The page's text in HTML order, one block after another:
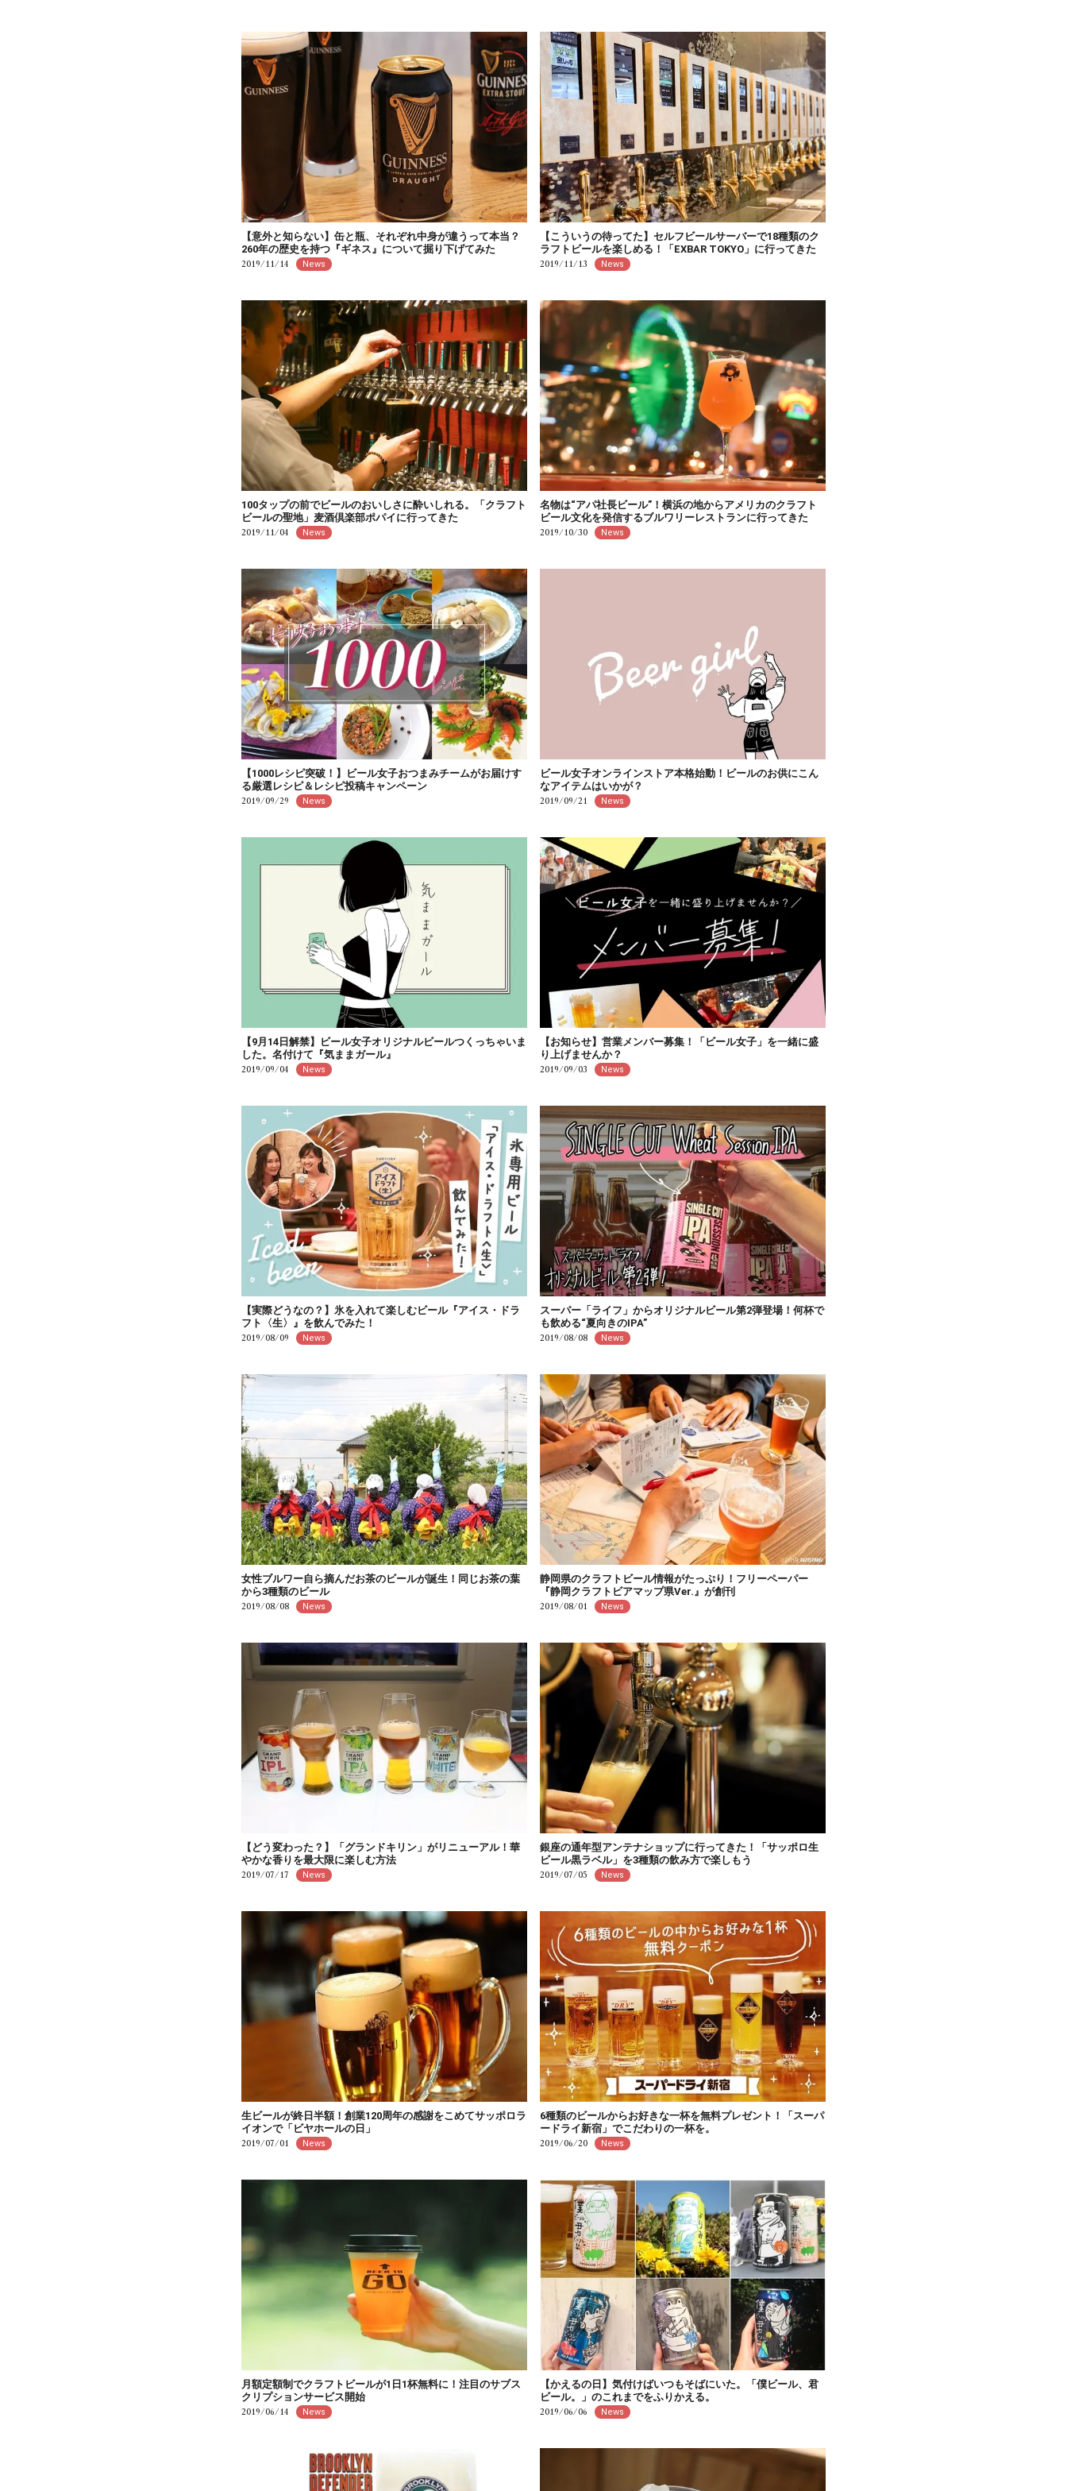
【意外と知らない】缶と瓶、それぞれ中身が違うって本当？
260年の歴史を持つ『ギネス』について掘り下げてみた
2019/11/14 News
【こういうの待ってた】セルフビールサーバーで18種類のク
ラフトビールを楽しめる！「EXBAR TOKYO」に行ってきた
2019/11/13 News
100タップの前でビールのおいしさに酔いしれる。「クラフト
ビールの聖地」麦酒倶楽部ポパイに行ってきた
2019/11/04 News
名物は“アパ社長ビール”！横浜の地からアメリカのクラフト
ビール文化を発信するブルワリーレストランに行ってきた
2019/10/30 News
【1000レシピ突破！】ビール女子おつまみチームがお届けす
る厳選レシピ＆レシピ投稿キャンペーン
2019/09/29 News
ビール女子オンラインストア本格始動！ビールのお供にこん
なアイテムはいかが？
2019/09/21 News
【9月14日解禁】ビール女子オリジナルビールつくっちゃいま
した。名付けて『気ままガール』
2019/09/04 News
【お知らせ】営業メンバー募集！「ビール女子」を一緒に盛
り上げませんか？
2019/09/03 News
【実際どうなの？】氷を入れて楽しむビール『アイス・ドラ
フト〈生〉』を飲んでみた！
2019/08/09 News
スーパー「ライフ」からオリジナルビール第2弾登場！何杯で
も飲める“夏向きのIPA”
2019/08/08 News
女性ブルワー自ら摘んだお茶のビールが誕生！同じお茶の葉
から3種類のビール
2019/08/08 News
静岡県のクラフトビール情報がたっぷり！フリーペーパー
『静岡クラフトビアマップ県Ver.』が創刊
2019/08/01 News
【どう変わった？】「グランドキリン」がリニューアル！華
やかな香りを最大限に楽しむ方法
2019/07/17 News
銀座の通年型アンテナショップに行ってきた！「サッポロ生
ビール黒ラベル」を3種類の飲み方で楽しもう
2019/07/05 News
生ビールが終日半額！創業120周年の感謝をこめてサッポロラ
イオンで「ビヤホールの日」
2019/07/01 News
6種類のビールからお好きな一杯を無料プレゼント！「スーパ
ードライ新宿」でこだわりの一杯を。
2019/06/20 News
月額定額制でクラフトビールが1日1杯無料に！注目のサブス
クリプションサービス開始
2019/06/14 News
【かえるの日】気付けばいつもそばにいた。「僕ビール、君
ビール。」のこれまでをふりかえる。
2019/06/06 News